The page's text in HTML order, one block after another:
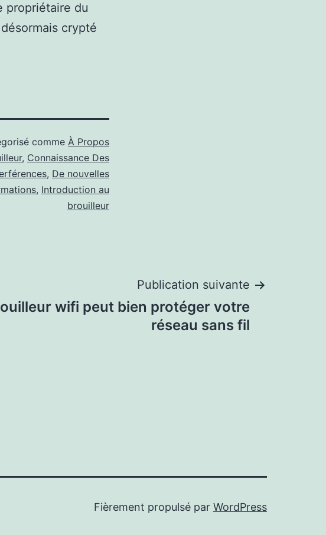
propriétaire du
crypté
comme À Propos
, Connaissance Des
, De nouvelles
, Introduction au
brouilleur
Publication suivante
wifi peut bien protéger votre
réseau sans fil
Fièrement propulsé par WordPress